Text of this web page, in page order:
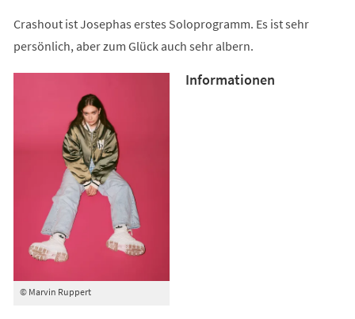
Crashout ist Josephas erstes Soloprogramm. Es ist sehr
persönlich, aber zum Glück auch sehr albern.
© Marvin Ruppert
Informationen